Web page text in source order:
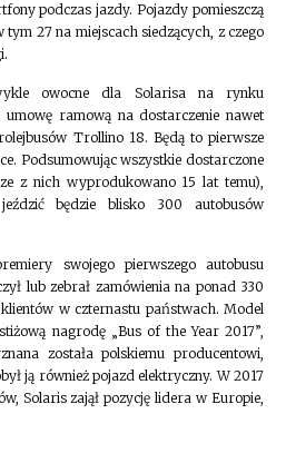
podczas jazdy. Pojazdy pomieszczą
27 na miejscach siedzących, z czego
owocne dla Solarisa na rynku
ramową na dostarczenie nawet
Trollino 18. Będą to pierwsze
Podsumowując wszystkie dostarczone
z nich wyprodukowano 15 lat temu),
będzie blisko 300 autobusów
swojego pierwszego autobusu
lub zebrał zamówienia na ponad 330
w czternastu państwach. Model
nagrodę „Bus of the Year 2017”,
została polskiemu producentowi,
ją również pojazd elektryczny. W 2017
Solaris zajął pozycję lidera w Europie,